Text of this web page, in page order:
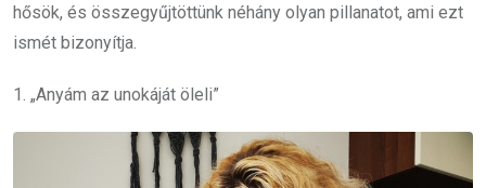
hősök, és összegyűjtöttünk néhány olyan pillanatot, ami ezt
ismét bizonyítja.
1. „Anyám az unokáját öleli”